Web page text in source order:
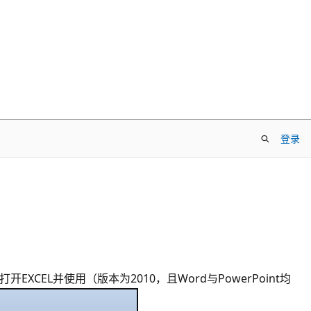
登录
开EXCEL并使用（版本为2010，且Word与PowerPoint均